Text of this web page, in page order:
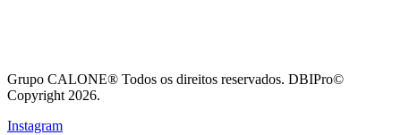
Grupo CALONE® Todos os direitos reservados. DBIPro©
Copyright 2026.
Instagram